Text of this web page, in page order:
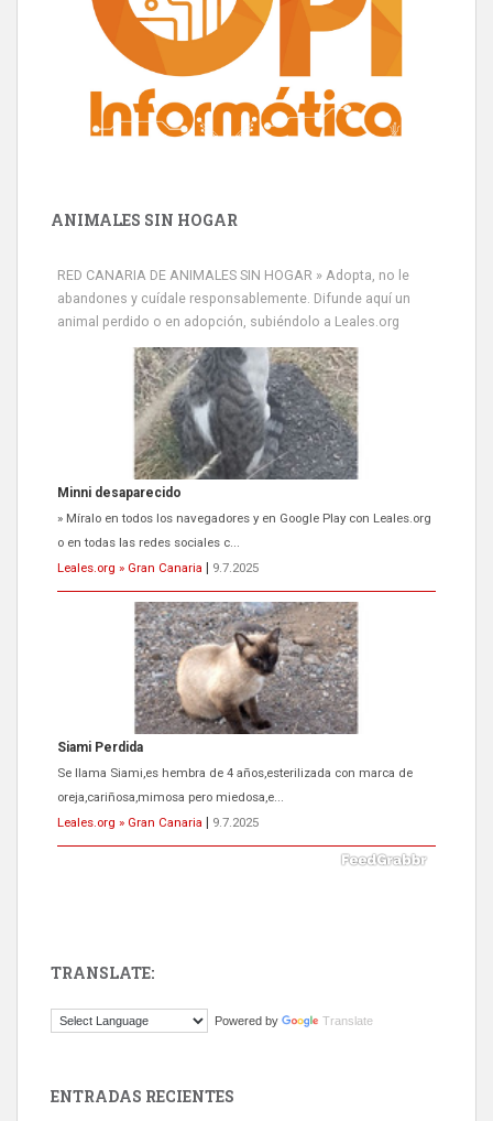
ANIMALES SIN HOGAR
RED CANARIA DE ANIMALES SIN HOGAR » Adopta, no le
abandones y cuídale responsablemente. Difunde aquí un
animal perdido o en adopción, subiéndolo a Leales.org
Minni desaparecido
» Míralo en todos los navegadores y en Google Play con Leales.org
o en todas las redes sociales c...
Leales.org » Gran Canaria
9.7.2025
Siami Perdida
Se llama Siami,es hembra de 4 años,esterilizada con marca de
oreja,cariñosa,mimosa pero miedosa,e...
Leales.org » Gran Canaria
9.7.2025
El ayuntamiento se va a llevar a Los Gatos callejeros de la zona los
TRANSLATE:
Powered by Translate
ENTRADAS RECIENTES